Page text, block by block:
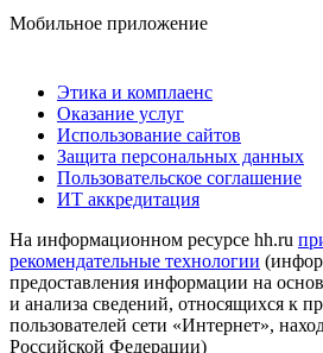
Мобильное приложение
Этика и комплаенс
Оказание услуг
Использование сайтов
Защита персональных данных
Пользовательское соглашение
ИТ аккредитация
На информационном ресурсе hh.ru
рекомендательные технологии
предоставления информации на
и анализа сведений, относящихся к
пользователей сети «Интернет»,
Российской Федерации)